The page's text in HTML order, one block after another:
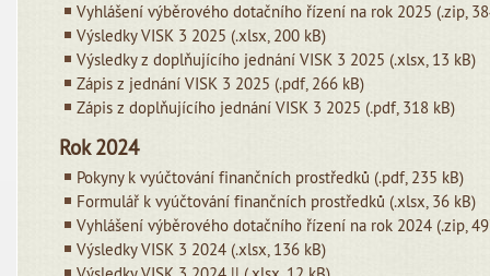
Vyhlášení výběrového dotačního řízení na rok 2025 (.zip,
Výsledky VISK 3 2025 (.xlsx, 200 kB)
Výsledky z doplňujícího jednání VISK 3 2025 (.xlsx, 13 kB)
Zápis z jednání VISK 3 2025 (.pdf, 266 kB)
Zápis z doplňujícího jednání VISK 3 2025 (.pdf, 318 kB)
Rok 2024
Pokyny k vyúčtování finančních prostředků (.pdf, 235 kB)
Formulář k vyúčtování finančních prostředků (.xlsx, 36 kB)
Vyhlášení výběrového dotačního řízení na rok 2024 (.zip,
Výsledky VISK 3 2024 (.xlsx, 136 kB)